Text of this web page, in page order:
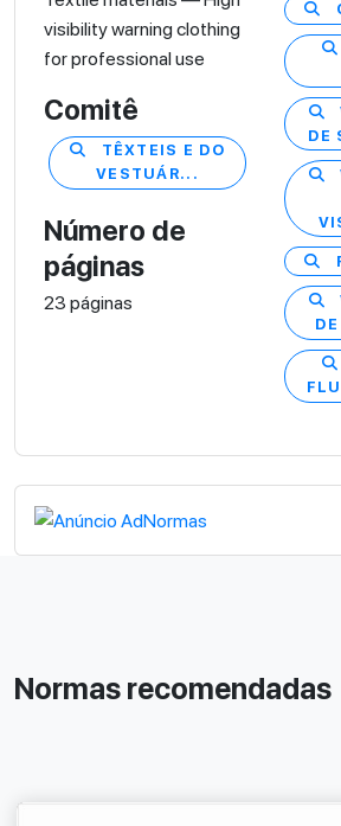
visibility warning clothing
for professional use
Comitê
TÊXTEIS E DO
VESTUÁR...
Número de
páginas
23 páginas
DE
Normas recomendadas